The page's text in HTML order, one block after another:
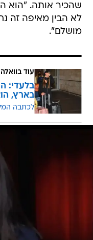
שהכיר אותה. "הוא
לא הבין מאיפה זה
מושלם".
עוד בוואלה
בלעדי:
בארץ,
לכתבה